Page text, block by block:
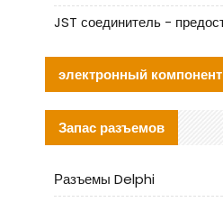
электронный компонент
Запас разъемов
Разъемы Delphi